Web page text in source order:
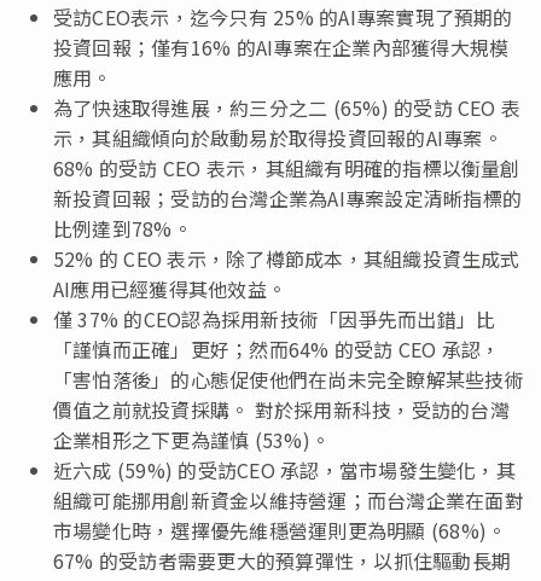
受訪CEO表示，迄今只有 25% 的AI專案實現了預期的
投資回報；僅有16% 的AI專案在企業內部獲得大規模
應用。
為了快速取得進展，約三分之二 (65%) 的受訪 CEO 表
示，其組織傾向於啟動易於取得投資回報的AI專案。
68% 的受訪 CEO 表示，其組織有明確的指標以衡量創
新投資回報；受訪的台灣企業為AI專案設定清晰指標的
比例達到78%。
52% 的 CEO 表示，除了樽節成本，其組織投資生成式
AI應用已經獲得其他效益。
僅 37% 的CEO認為採用新技術「因爭先而出錯」比
「謹慎而正確」更好；然而64% 的受訪 CEO 承認，
「害怕落後」的心態促使他們在尚未完全瞭解某些技術
價值之前就投資採購。 對於採用新科技，受訪的台灣
企業相形之下更為謹慎 (53%)。
近六成 (59%) 的受訪CEO 承認，當市場發生變化，其
組織可能挪用創新資金以維持營運；而台灣企業在面對
市場變化時，選擇優先維穩營運則更為明顯 (68%)。
67% 的受訪者需要更大的預算彈性，以抓住驅動長期